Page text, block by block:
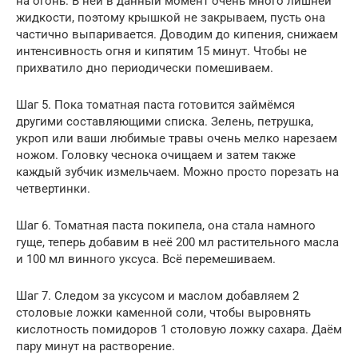
жидкости, поэтому крышкой не закрываем, пусть она
частично выпаривается. Доводим до кипения, снижаем
интенсивность огня и кипятим 15 минут. Чтобы не
прихватило дно периодически помешиваем.
Шаг 5. Пока томатная паста готовится займёмся
другими составляющими списка. Зелень, петрушка,
укроп или ваши любимые травы очень мелко нарезаем
ножом. Головку чеснока очищаем и затем также
каждый зубчик измельчаем. Можно просто порезать на
четвертинки.
Шаг 6. Томатная паста покипела, она стала намного
гуще, теперь добавим в неё 200 мл растительного масла
и 100 мл винного уксуса. Всё перемешиваем.
Шаг 7. Следом за уксусом и маслом добавляем 2
столовые ложки каменной соли, чтобы выровнять
кислотность помидоров 1 столовую ложку сахара. Даём
пару минут на растворение.